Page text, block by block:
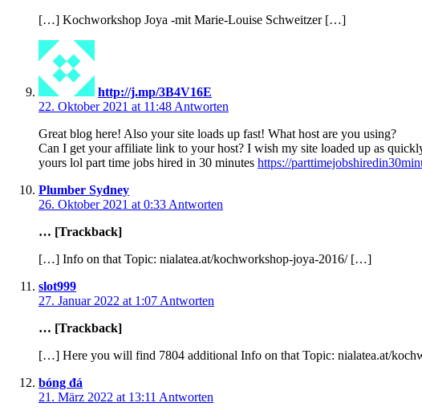
[…] Kochworkshop Joya -mit Marie-Louise Schweitzer […]
http://j.mp/3B4V16E
22. Oktober 2021 at 11:48 Antworten
Great blog here! Also your site loads up fast! What host are you using?
Can I get your affiliate link to your host? I wish my site loaded up as
yours lol part time jobs hired in 30 minutes https://
Plumber Sydney
26. Oktober 2021 at 0:33 Antworten
… [Trackback]
[…] Info on that Topic: nialatea.at/kochworkshop-joya-2016/ […]
slot999
27. Januar 2022 at 1:07 Antworten
… [Trackback]
[…] Here you will find 7804 additional Info on that Topic: nialatea.at/
bóng đá
21. März 2022 at 13:11 Antworten